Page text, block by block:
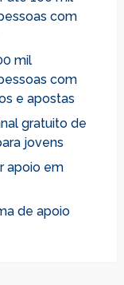
com
mil
com
e apostas
gratuito de
jovens
apoio em
de apoio